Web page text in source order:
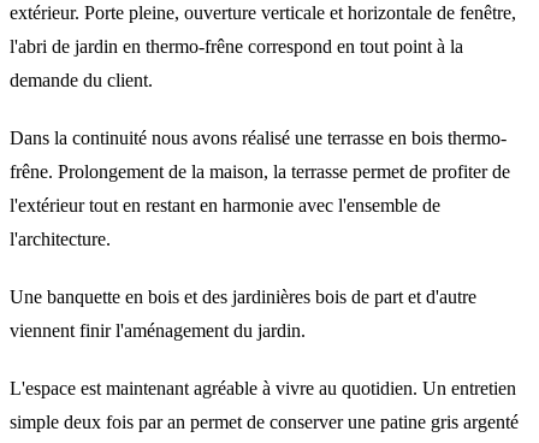
extérieur. Porte pleine, ouverture verticale et horizontale de fenêtre,
l'abri de jardin en thermo-frêne correspond en tout point à la
demande du client.
Dans la continuité nous avons réalisé une terrasse en bois thermo-
frêne. Prolongement de la maison, la terrasse permet de profiter de
l'extérieur tout en restant en harmonie avec l'ensemble de
l'architecture.
Une banquette en bois et des jardinières bois de part et d'autre
viennent finir l'aménagement du jardin.
L'espace est maintenant agréable à vivre au quotidien. Un entretien
simple deux fois par an permet de conserver une patine gris argenté